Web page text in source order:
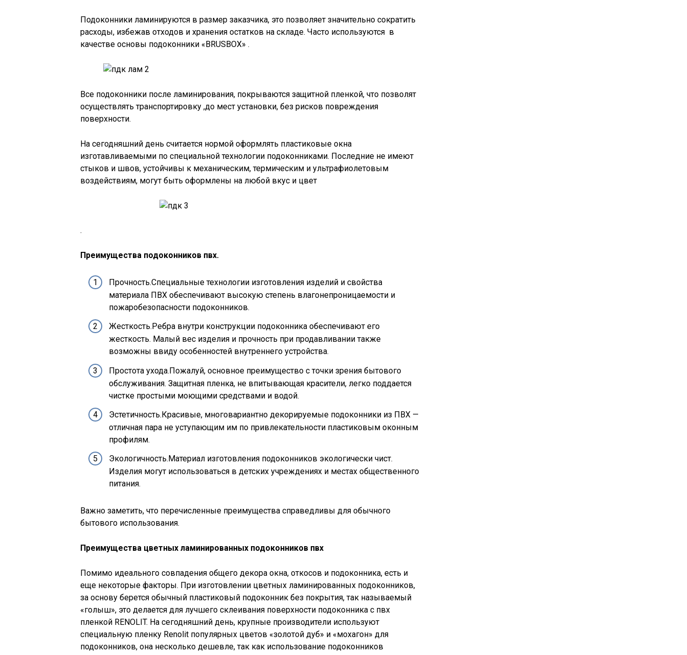
Подоконники ламинируются в размер заказчика, это позволяет значительно сократить
расходы, избежав отходов и хранения остатков на складе. Часто используются в
качестве основы подоконники «BRUSBOX» .
Все подоконники после ламинирования, покрываются защитной пленкой, что позволят
осуществлять транспортировку ,до мест установки, без рисков повреждения
поверхности.
На сегодняшний день считается нормой оформлять пластиковые окна
изготавливаемыми по специальной технологии подоконниками. Последние не имеют
стыков и швов, устойчивы к механическим, термическим и ультрафиолетовым
воздействиям, могут быть оформлены на любой вкус и цвет
.
Преимущества подоконников пвх.
Прочность.Специальные технологии изготовления изделий и свойства
материала ПВХ обеспечивают высокую степень влагонепроницаемости и
пожаробезопасности подоконников.
Жесткость.Ребра внутри конструкции подоконника обеспечивают его
жесткость. Малый вес изделия и прочность при продавливании также
возможны ввиду особенностей внутреннего устройства.
Простота ухода.Пожалуй, основное преимущество с точки зрения бытового
обслуживания. Защитная пленка, не впитывающая красители, легко поддается
чистке простыми моющими средствами и водой.
Эстетичность.Красивые, многовариантно декорируемые подоконники из ПВХ —
отличная пара не уступающим им по привлекательности пластиковым оконным
профилям.
Экологичность.Материал изготовления подоконников экологически чист.
Изделия могут использоваться в детских учреждениях и местах общественного
питания.
Важно заметить, что перечисленные преимущества справедливы для обычного
бытового использования.
Преимущества цветных ламинированных подоконников пвх
Помимо идеального совпадения общего декора окна, откосов и подоконника, есть и
еще некоторые факторы. При изготовлении цветных ламинированных подоконников,
за основу берется обычный пластиковый подоконник без покрытия, так называемый
«голыш», это делается для лучшего склеивания поверхности подоконника с пвх
пленкой RENOLIT. На сегодняшний день, крупные производители используют
специальную пленку Renolit популярных цветов «золотой дуб» и «мохагон» для
подоконников, она несколько дешевле, так как использование подоконников